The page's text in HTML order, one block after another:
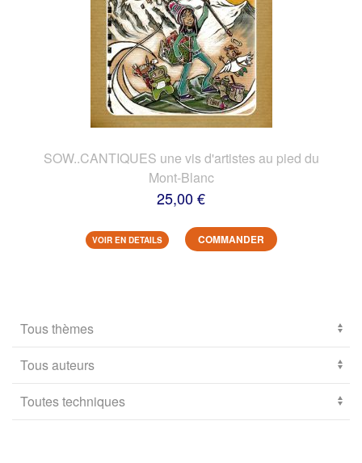
SOW..CANTIQUES une vis d'artistes au pied du
Mont-Blanc
25,00 €
VOIR EN DETAILS COMMANDER